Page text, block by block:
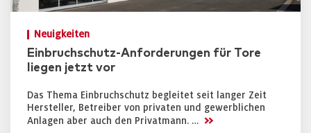
Neuigkeiten
Einbruchschutz-Anforderungen für Tore
liegen jetzt vor
Das Thema Einbruchschutz begleitet seit langer Zeit
Hersteller, Betreiber von privaten und gewerblichen
Anlagen aber auch den Privatmann. … >>